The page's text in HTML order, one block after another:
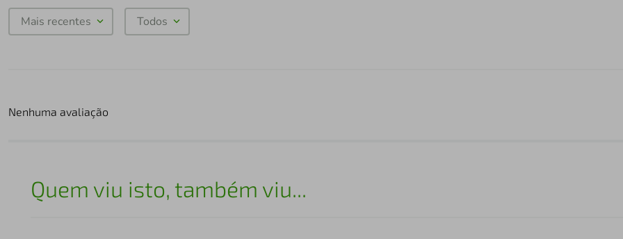
Mais recentes Todos
Nenhuma avaliação
Quem viu isto, também viu...